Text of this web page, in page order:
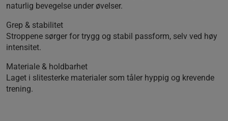
naturlig bevegelse under øvelser.
Grep & stabilitet
Stroppene sørger for trygg og stabil passform, selv ved høy
intensitet.
Materiale & holdbarhet
Laget i slitesterke materialer som tåler hyppig og krevende
trening.